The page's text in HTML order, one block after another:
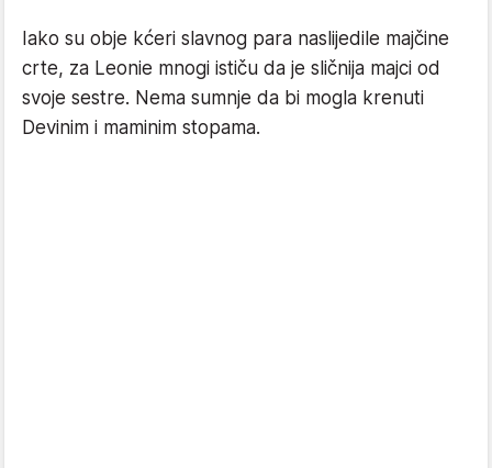
Iako su obje kćeri slavnog para naslijedile majčine
crte, za Leonie mnogi ističu da je sličnija majci od
svoje sestre. Nema sumnje da bi mogla krenuti
Devinim i maminim stopama.